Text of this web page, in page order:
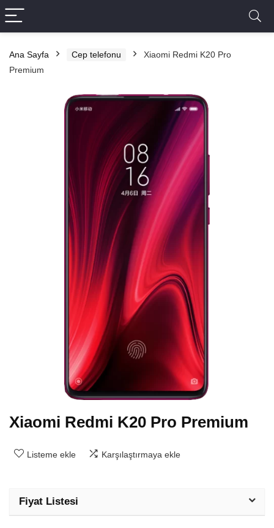
Ana Sayfa Cep telefonu
Xiaomi Redmi K20 Pro
Premium
Xiaomi Redmi K20 Pro Premium
Listeme ekle Karşılaştırmaya ekle
Fiyat Listesi